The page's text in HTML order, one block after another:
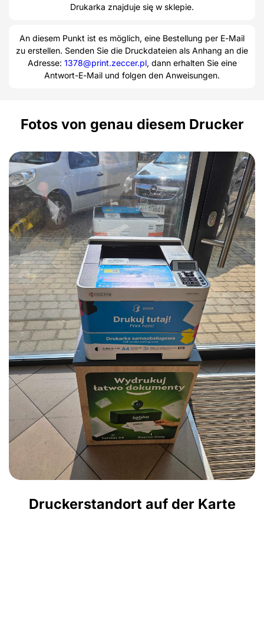
Drukarka znajduje się w sklepie.
An diesem Punkt ist es möglich, eine Bestellung per E-Mail
zu erstellen. Senden Sie die Druckdateien als Anhang an die
Adresse: 1378@print.zeccer.pl, dann erhalten Sie eine
Antwort-E-Mail und folgen den Anweisungen.
Fotos von genau diesem Drucker
Druckerstandort auf der Karte